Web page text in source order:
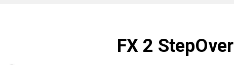
FX 2 StepOver